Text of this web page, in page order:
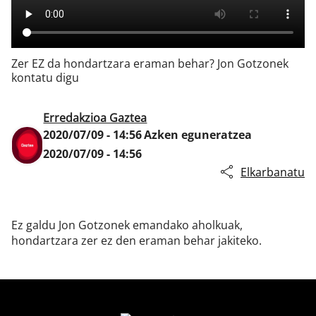
Zer EZ da hondartzara eraman behar? Jon Gotzonek
kontatu digu
Erredakzioa Gaztea
2020/07/09 - 14:56Azken eguneratzea
2020/07/09 - 14:56
Elkarbanatu
Ez galdu Jon Gotzonek emandako aholkuak,
hondartzara zer ez den eraman behar jakiteko.